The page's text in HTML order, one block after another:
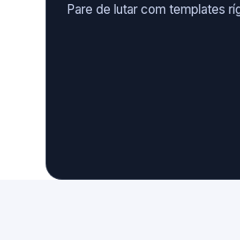
Pare de lutar com templates